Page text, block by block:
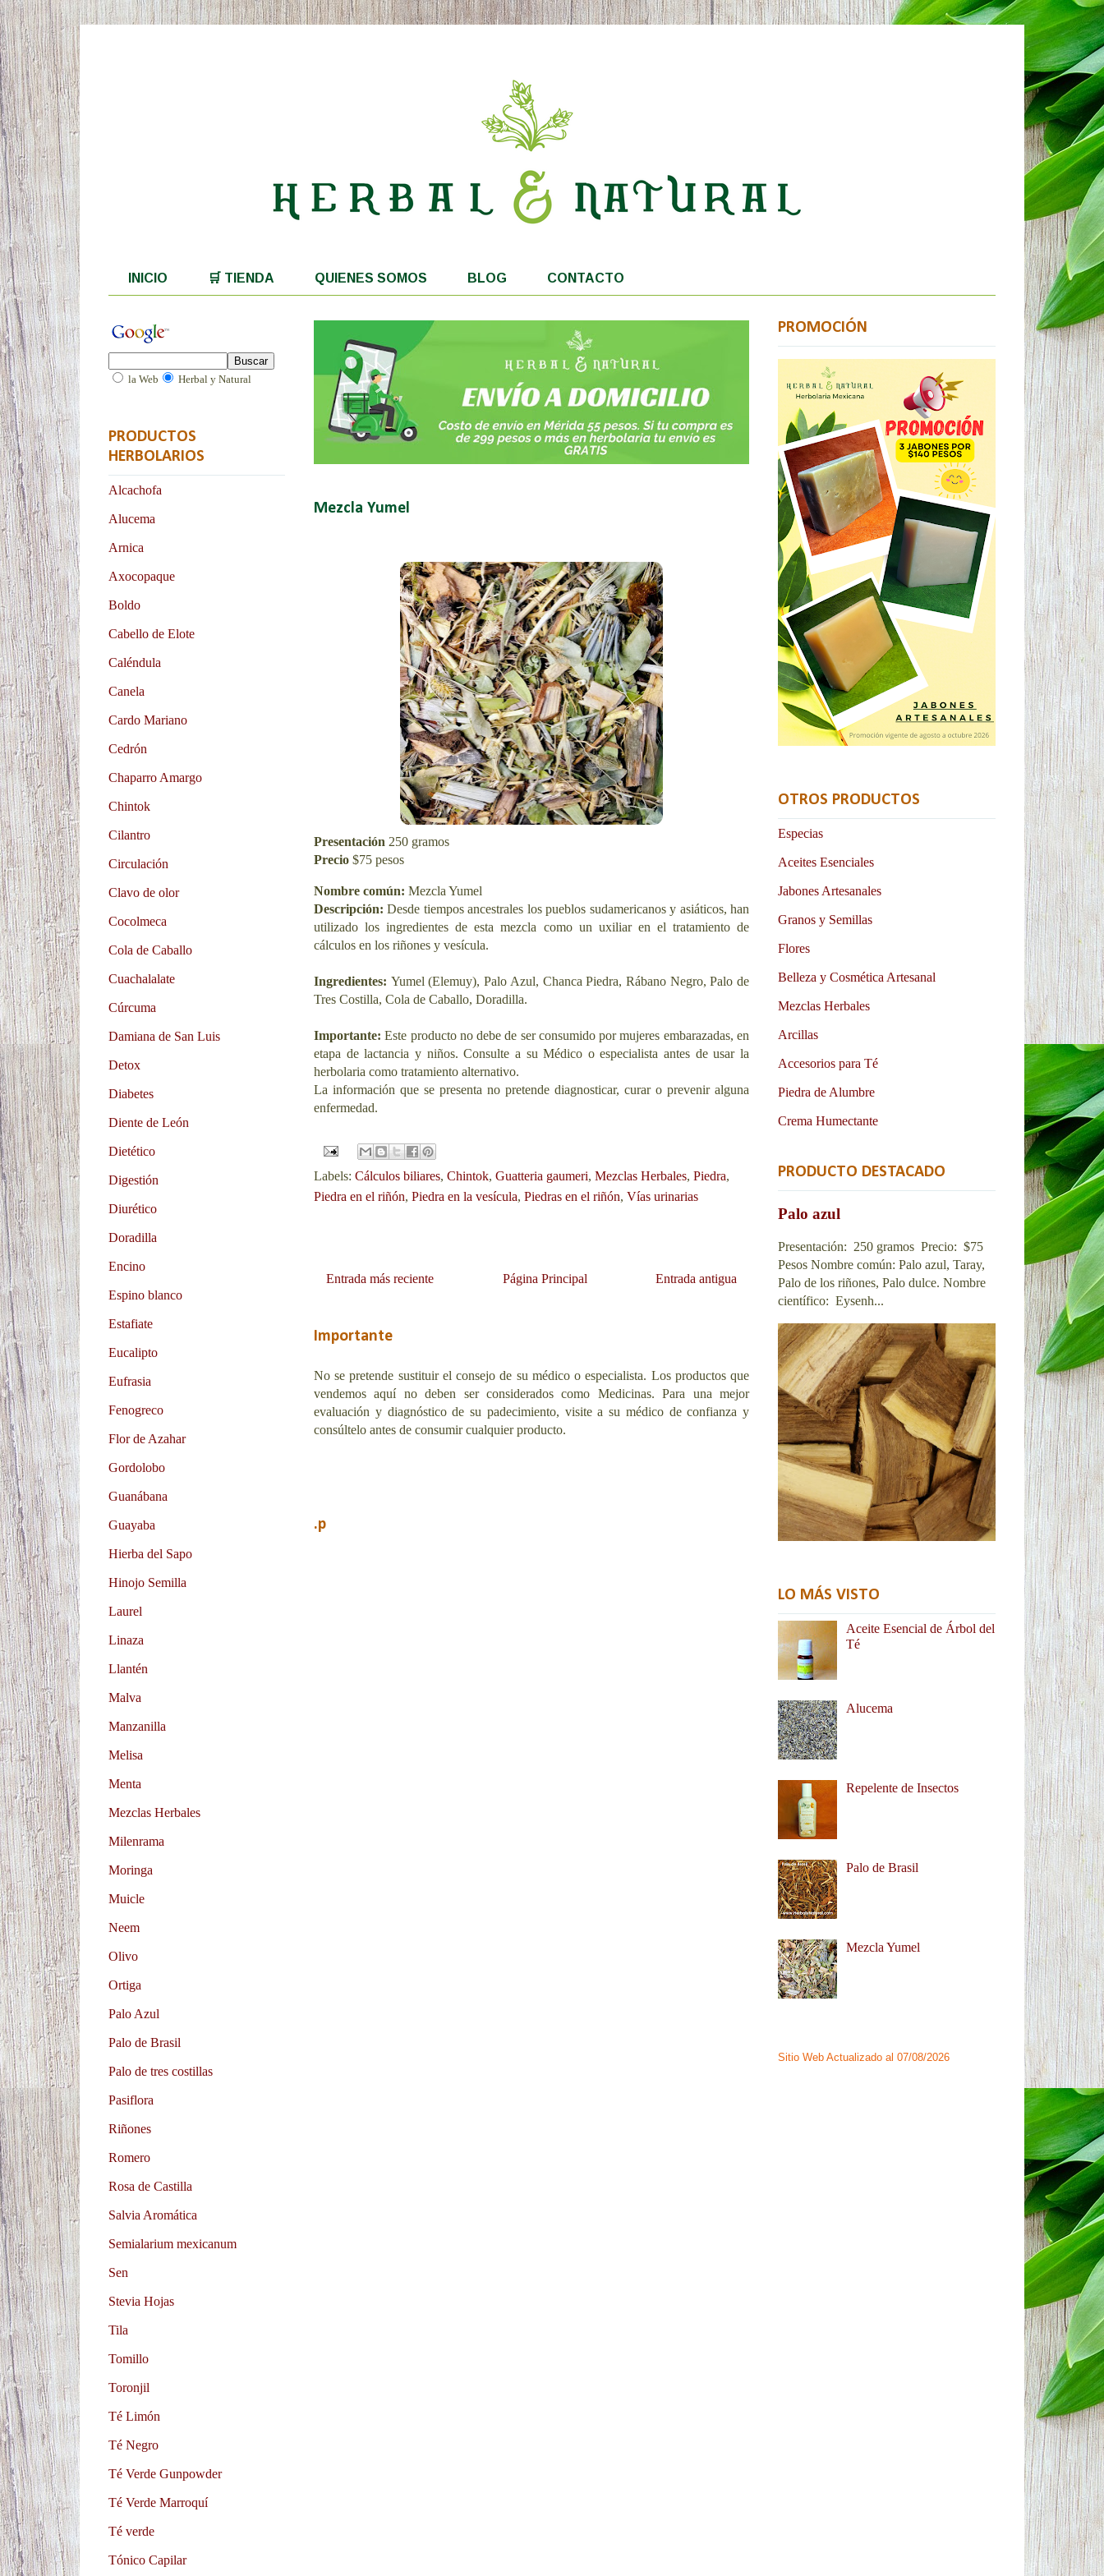
INICIO 🛒 TIENDA QUIENES SOMOS BLOG CONTACTO
Mezcla Yumel
Presentación 250 gramos
Precio $75 pesos
Nombre común: Mezcla Yumel
Descripción: Desde tiempos ancestrales los pueblos sudamericanos y asiáticos, han
utilizado los ingredientes de esta mezcla como un uxiliar en el tratamiento de
cálculos en los riñones y vesícula.
Ingredientes: Yumel (Elemuy), Palo Azul, Chanca Piedra, Rábano Negro, Palo de
Tres Costilla, Cola de Caballo, Doradilla.
Importante: Este producto no debe de ser consumido por mujeres embarazadas, en
etapa de lactancia y niños. Consulte a su Médico o especialista antes de usar la
herbolaria como tratamiento alternativo.
La información que se presenta no pretende diagnosticar, curar o prevenir alguna
enfermedad.
Labels: Cálculos biliares, Chintok, Guatteria gaumeri, Mezclas Herbales, Piedra,
Piedra en el riñón, Piedra en la vesícula, Piedras en el riñón, Vías urinarias
Entrada más reciente Entrada antigua
Página Principal
Importante
No se pretende sustituir el consejo de su médico o especialista. Los productos que
vendemos aquí no deben ser considerados como Medicinas. Para una mejor
evaluación y diagnóstico de su padecimiento, visite a su médico de confianza y
consúltelo antes de consumir cualquier producto.
.p
la Web Herbal y Natural
PRODUCTOS
HERBOLARIOS
Alcachofa
Alucema
Arnica
Axocopaque
Boldo
Cabello de Elote
Caléndula
Canela
Cardo Mariano
Cedrón
Chaparro Amargo
Chintok
Cilantro
Circulación
Clavo de olor
Cocolmeca
Cola de Caballo
Cuachalalate
Cúrcuma
Damiana de San Luis
Detox
Diabetes
Diente de León
Dietético
Digestión
Diurético
Doradilla
Encino
Espino blanco
Estafiate
Eucalipto
Eufrasia
Fenogreco
Flor de Azahar
Gordolobo
Guanábana
Guayaba
Hierba del Sapo
Hinojo Semilla
Laurel
Linaza
Llantén
Malva
Manzanilla
Melisa
Menta
Mezclas Herbales
Milenrama
Moringa
Muicle
Neem
Olivo
Ortiga
Palo Azul
Palo de Brasil
Palo de tres costillas
Pasiflora
Riñones
Romero
Rosa de Castilla
Salvia Aromática
Semialarium mexicanum
Sen
Stevia Hojas
Tila
Tomillo
Toronjil
Té Limón
Té Negro
Té Verde Gunpowder
Té Verde Marroquí
Té verde
Tónico Capilar
PROMOCIÓN
OTROS PRODUCTOS
Especias
Aceites Esenciales
Jabones Artesanales
Granos y Semillas
Flores
Belleza y Cosmética Artesanal
Mezclas Herbales
Arcillas
Accesorios para Té
Piedra de Alumbre
Crema Humectante
PRODUCTO DESTACADO
Palo azul
Presentación: 250 gramos Precio: $75
Pesos Nombre común: Palo azul, Taray,
Palo de los riñones, Palo dulce. Nombre
científico: Eysenh...
LO MÁS VISTO
Aceite Esencial de Árbol del
Té
Alucema
Repelente de Insectos
Palo de Brasil
Mezcla Yumel
Sitio Web Actualizado al 07/08/2026